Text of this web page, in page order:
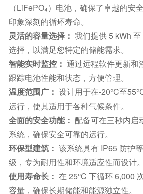
（LiFePO₄）电池，确保了卓越的安
印象深刻的循环寿命。
灵活的容量选择： 我们提供 5 kWh
选择，以满足您特定的储能需求。
智能实时监控： 通过远程软件更新和
跟踪电池性能和状态，方便管理。
温度范围广： 设计用于在-20°C至
运行，使其适用于各种气候条件。
全面的安全功能： 配备可在三秒内启
系统，确保安全可靠的运行。
环保型建筑： 该系统具有 IP65 防护
级，专为耐用性和环境适应性而设计。
使用寿命长： 在 25°C 下循环 6,000
容量，确保长期储能和能源独立性。